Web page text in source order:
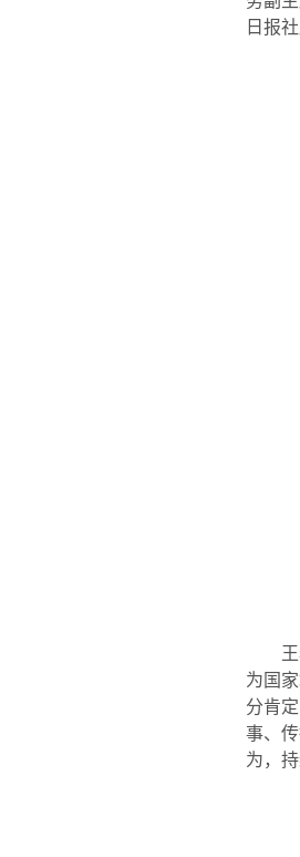
日报
为国
分肯
事、
为，